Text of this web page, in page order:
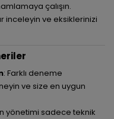
çalışın.
inceleyin ve eksiklerinizi
: Farklı deneme
ve size en uygun
yönetimi sadece teknik